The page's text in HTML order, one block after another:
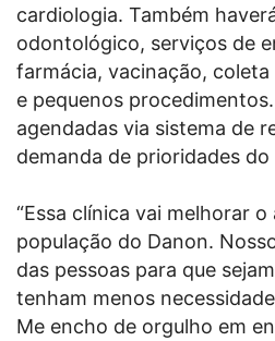
cardiologia. Também
odontológico, serviços de
farmácia, vacinação,
e pequenos
agendadas via sistema de
demanda de prioridades
“Essa clínica vai melhorar
população do Danon.
das pessoas para que
tenham menos
Me encho de orgulho em